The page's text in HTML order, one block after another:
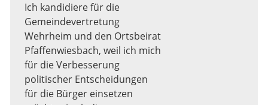
Ich kandidiere für die
Gemeindevertretung
Wehrheim und den Ortsbeirat
Pfaffenwiesbach, weil ich mich
für die Verbesserung
politischer Entscheidungen
für die Bürger einsetzen